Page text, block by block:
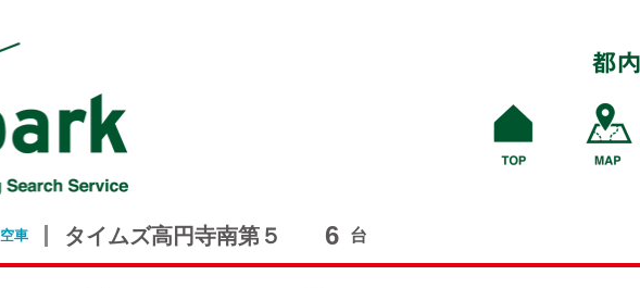
空車 タイムズ高円寺南第５ 6 台